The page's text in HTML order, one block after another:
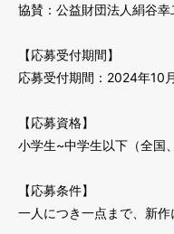
協賛：公益財団法人絹谷幸
【応募受付期間】
応募受付期間：2024年10
【応募資格】
小学生~中学生以下（全国
【応募条件】
一人につき一点まで、新作